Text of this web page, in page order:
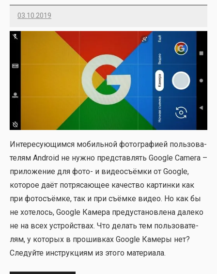
03.10.2019
Imatvey
Инте­ре­су­ю­щим­ся мобиль­ной фото­гра­фи­ей поль­зо­ва­
те­лям Android не нуж­но пред­став­лять Google Camera –
при­ло­же­ние для фото- и видео­съём­ки от Google,
кото­рое даёт потря­са­ю­щее каче­ство кар­тин­ки как
при фото­съём­ке, так и при съём­ке видео. Но как бы
не хоте­лось, Google Каме­ра пред­уста­нов­ле­на дале­ко
не на всех устрой­ствах. Что делать тем поль­зо­ва­те­
лям, у кото­рых в про­шив­ках Google Каме­ры нет?
Сле­дуй­те инструк­ци­ям из это­го мате­ри­а­ла.